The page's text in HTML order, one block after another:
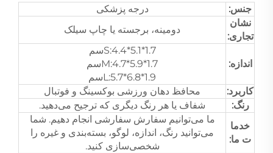
جنس:
درجه پزشکی
نشان
تجاری:
دومینه، برجسته یا چاپ سیلک
اندازه:
S:4.4*5.1*1.7سم
M:4.7*5.9*1.7سم
L:5.7*6.8*1.9سم
کاربرد:
محافظ دهان ورزشی بوکسینگ و فوتبال
رنگ:
شفاف یا هر رنگ دیگری که ترجیح می‌دهید.
خدما
ت ما:
ما می‌توانیم سفارش سفارشی انجام دهیم. شما
می‌توانید رنگ، اندازه، لوگو، بسته‌بندی و غیره را
شخصی‌سازی کنید.